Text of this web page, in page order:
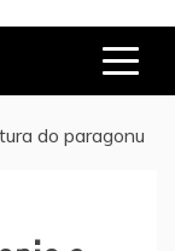
do paragonu